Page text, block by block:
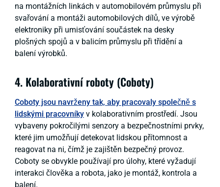
na montážních linkách v automobilovém průmyslu při
svařování a montáži automobilových dílů, ve výrobě
elektroniky při umisťování součástek na desky
plošných spojů a v balicím průmyslu při třídění a
balení výrobků.
4. Kolaborativní roboty (Coboty)
Coboty jsou navrženy tak, aby pracovaly společně s
lidskými pracovníky v kolaborativním prostředí. Jsou
vybaveny pokročilými senzory a bezpečnostními prvky,
které jim umožňují detekovat lidskou přítomnost a
reagovat na ni, čímž je zajištěn bezpečný provoz.
Coboty se obvykle používají pro úlohy, které vyžadují
interakci člověka a robota, jako je montáž, kontrola a
balení.